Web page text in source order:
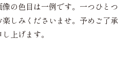
の色目は一例です。一つひとつ
しみくださいませ。予めご了承
上げます。